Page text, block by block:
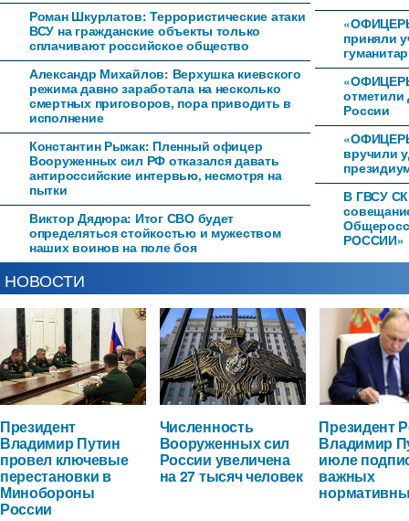
Роман Шкурлатов: Террористические атаки
ВСУ на гражданские объекты только
сплачивают российское общество
Александр Михайлов: Верхушка киевского
режима давно заработала на несколько
смертных приговоров, пора приводить в
исполнение
Константин Рыжак: Пленный офицер
Вооруженных сил РФ отказался давать
антироссийские интервью, несмотря на
пытки
Виктор Дядюра: Итог СВО будет
определяться стойкостью и мужеством
наших воинов на поле боя
приняли
отметили
России
вручили
В ГВСУ СК
РОССИИ»
НОВОСТИ
Президент
Владимир Путин
провел ключевые
перестановки в
Минобороны
России
Численность
Вооруженных сил
России увеличена
на 27 тысяч человек
Президент
Владимир
июле
важных